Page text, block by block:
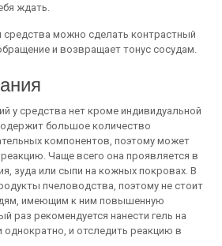
ждать.
средства можно сделать контрастный
и возвращает тонус сосудам.
у средства нет кроме индивидуальной
большое количество
компонентов, поэтому может
Чаще всего она проявляется в
зуда или сыпи на кожных покровах. В
пчеловодства, поэтому не стоит
имеющим к ним повышенную
раз рекомендуется нанести гель на
и отследить реакцию в